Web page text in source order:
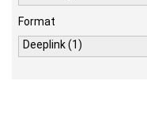
Format
Deeplink (1)